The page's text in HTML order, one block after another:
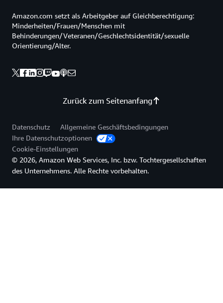
Zurück zum Seitenanfang
Amazon.com setzt als Arbeitgeber auf Gleichberechtigung:
Minderheiten/Frauen/Menschen mit
Behinderungen/Veteranen/Geschlechtsidentität/sexuelle
Orientierung/Alter.
Datenschutz
Allgemeine Geschäftsbedingungen
Ihre Datenschutzoptionen
Cookie-Einstellungen
© 2026, Amazon Web Services, Inc. bzw. Tochtergesellschaften
des Unternehmens. Alle Rechte vorbehalten.